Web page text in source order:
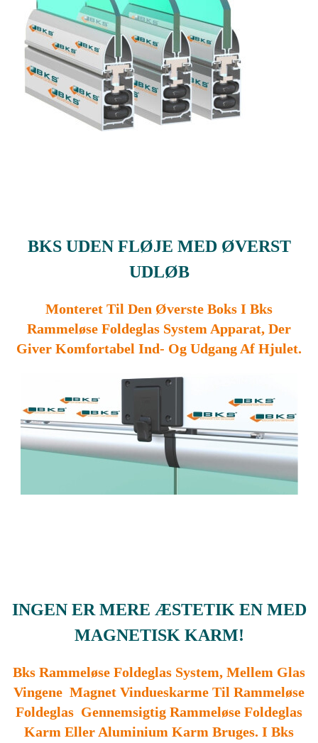
BKS UDEN FLØJE MED ØVERST
UDLØB
Monteret Til Den Øverste Boks I Bks
Rammeløse Foldeglas System Apparat, Der
Giver Komfortabel Ind- Og Udgang Af Hjulet.
INGEN ER MERE ÆSTETIK EN MED
MAGNETISK KARM!
Bks Rammeløse Foldeglas System, Mellem Glas
Vingene Magnet Vindueskarme Til Rammeløse
Foldeglas Gennemsigtig Rammeløse Foldeglas
Karm Eller Aluminium Karm Bruges. I Bks